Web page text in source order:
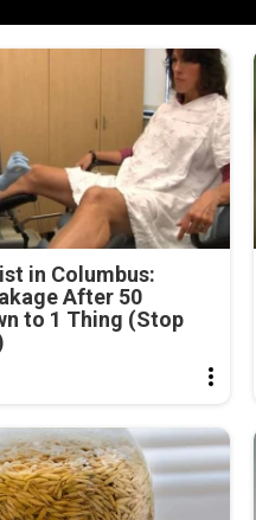
in Columbus:
After 50
to 1 Thing (Stop